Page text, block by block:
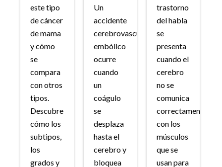
este tipo
de cáncer
de mama
y cómo
se
compara
con otros
tipos.
Descubre
cómo los
subtipos,
los
grados y
Un
accidente
cerebrovascular
embólico
ocurre
cuando
un
coágulo
se
desplaza
hasta el
cerebro y
bloquea
trastorno
del habla
se
presenta
cuando el
cerebro
no se
comunica
correctamente
con los
músculos
que se
usan para